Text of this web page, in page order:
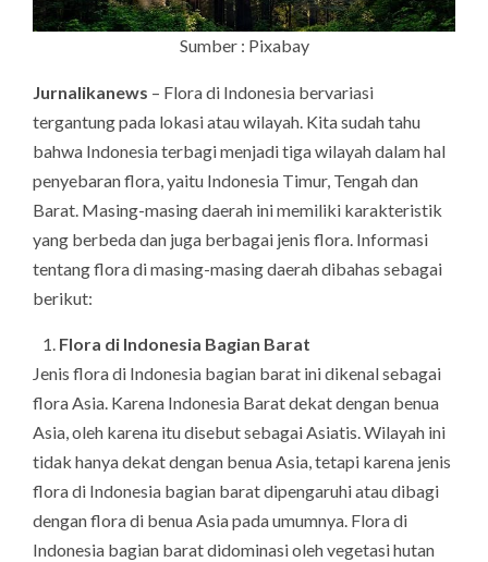
Sumber : Pixabay
Jurnalikanews – Flora di Indonesia bervariasi
tergantung pada lokasi atau wilayah. Kita sudah tahu
bahwa Indonesia terbagi menjadi tiga wilayah dalam hal
penyebaran flora, yaitu Indonesia Timur, Tengah dan
Barat. Masing-masing daerah ini memiliki karakteristik
yang berbeda dan juga berbagai jenis flora. Informasi
tentang flora di masing-masing daerah dibahas sebagai
berikut:
Flora di Indonesia Bagian Barat
Jenis flora di Indonesia bagian barat ini dikenal sebagai
flora Asia. Karena Indonesia Barat dekat dengan benua
Asia, oleh karena itu disebut sebagai Asiatis. Wilayah ini
tidak hanya dekat dengan benua Asia, tetapi karena jenis
flora di Indonesia bagian barat dipengaruhi atau dibagi
dengan flora di benua Asia pada umumnya. Flora di
Indonesia bagian barat didominasi oleh vegetasi hutan